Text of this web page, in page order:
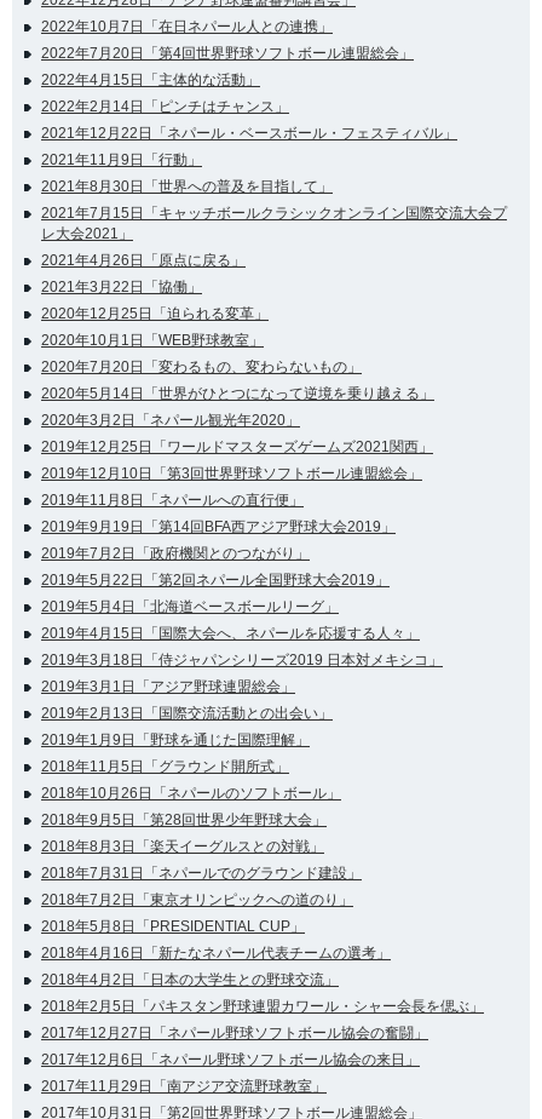
2022年10月7日「在日ネパール人との連携」
2022年7月20日「第4回世界野球ソフトボール連盟総会」
2022年4月15日「主体的な活動」
2022年2月14日「ピンチはチャンス」
2021年12月22日「ネパール・ベースボール・フェスティバル」
2021年11月9日「行動」
2021年8月30日「世界への普及を目指して」
2021年7月15日「キャッチボールクラシックオンライン国際交流大会プ
レ大会2021」
2021年4月26日「原点に戻る」
2021年3月22日「協働」
2020年12月25日「迫られる変革」
2020年10月1日「WEB野球教室」
2020年7月20日「変わるもの、変わらないもの」
2020年5月14日「世界がひとつになって逆境を乗り越える」
2020年3月2日「ネパール観光年2020」
2019年12月25日「ワールドマスターズゲームズ2021関西」
2019年12月10日「第3回世界野球ソフトボール連盟総会」
2019年11月8日「ネパールへの直行便」
2019年9月19日「第14回BFA西アジア野球大会2019」
2019年7月2日「政府機関とのつながり」
2019年5月22日「第2回ネパール全国野球大会2019」
2019年5月4日「北海道ベースボールリーグ」
2019年4月15日「国際大会へ、ネパールを応援する人々」
2019年3月18日「侍ジャパンシリーズ2019 日本対メキシコ」
2019年3月1日「アジア野球連盟総会」
2019年2月13日「国際交流活動との出会い」
2019年1月9日「野球を通じた国際理解」
2018年11月5日「グラウンド開所式」
2018年10月26日「ネパールのソフトボール」
2018年9月5日「第28回世界少年野球大会」
2018年8月3日「楽天イーグルスとの対戦」
2018年7月31日「ネパールでのグラウンド建設」
2018年7月2日「東京オリンピックへの道のり」
2018年5月8日「PRESIDENTIAL CUP」
2018年4月16日「新たなネパール代表チームの選考」
2018年4月2日「日本の大学生との野球交流」
2018年2月5日「パキスタン野球連盟カワール・シャー会長を偲ぶ」
2017年12月27日「ネパール野球ソフトボール協会の奮闘」
2017年12月6日「ネパール野球ソフトボール協会の来日」
2017年11月29日「南アジア交流野球教室」
2017年10月31日「第2回世界野球ソフトボール連盟総会」